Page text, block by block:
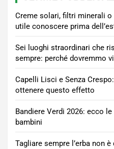
Creme solari, filtri minerali
utile conoscere prima
Sei luoghi straordinari che
sempre: perché dovremmo
Capelli Lisci e Senza
ottenere questo effetto
Bandiere Verdi 2026: ecco
bambini
Tagliare sempre l’erba non